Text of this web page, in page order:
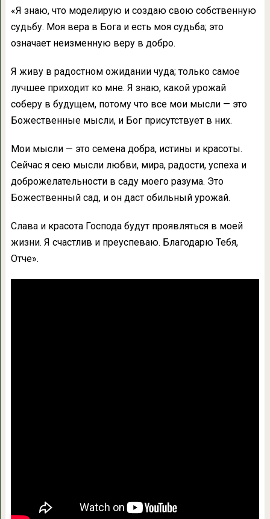
«Я знаю, что моделирую и создаю свою собственную
судьбу. Моя вера в Бога и есть моя судьба; это
означает неизменную веру в добро.
Я живу в радостном ожидании чуда; только самое
лучшее приходит ко мне. Я знаю, какой урожай
соберу в будущем, потому что все мои мысли — это
Божественные мысли, и Бог присутствует в них.
Мои мысли — это семена добра, истины и красоты.
Сейчас я сею мысли любви, мира, радости, успеха и
доброжелательности в саду моего разума. Это
Божественный сад, и он даст обильный урожай.
Слава и красота Господа будут проявляться в моей
жизни. Я счастлив и преуспеваю. Благодарю Тебя,
Отче».